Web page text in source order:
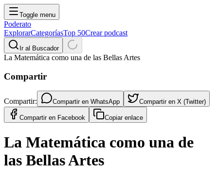
Toggle menu
Poderato
ExplorarCategoríasTop 50Crear podcast
Ir al Buscador
La Matemática como una de las Bellas Artes
Compartir
Compartir: Compartir en WhatsApp Compartir en X (Twitter)
Compartir en Facebook Copiar enlace
La Matemática como una de
las Bellas Artes